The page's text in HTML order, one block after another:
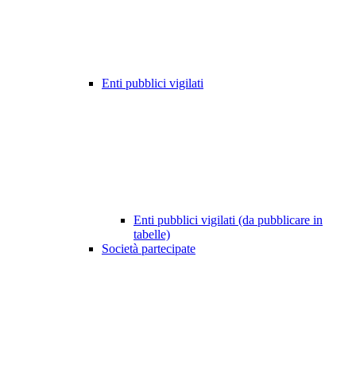
Enti pubblici vigilati
Enti pubblici vigilati (da pubblicare in
tabelle)
Società partecipate